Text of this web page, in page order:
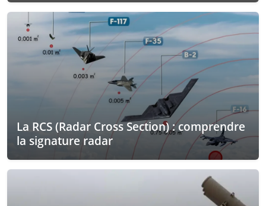
La RCS (Radar Cross Section) : comprendre
la signature radar